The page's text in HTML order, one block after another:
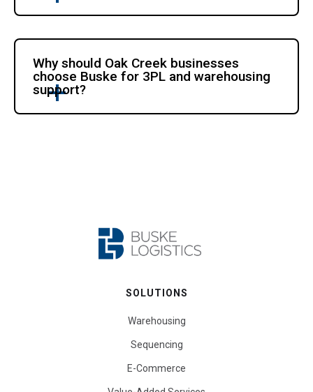
Why should Oak Creek businesses
choose Buske for 3PL and warehousing
support?
SOLUTIONS
Warehousing
Sequencing
E-Commerce